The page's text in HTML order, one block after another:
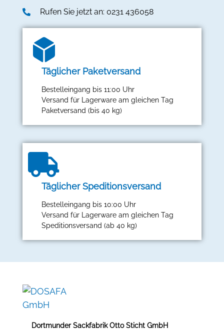
Rufen Sie jetzt an: 0231 436058
Täglicher Paketversand
Bestelleingang bis 11:00 Uhr
Versand für Lagerware am gleichen Tag
Paketversand (bis 40 kg)
Täglicher Speditionsversand
Bestelleingang bis 10:00 Uhr
Versand für Lagerware am gleichen Tag
Speditionsversand (ab 40 kg)
Dortmunder Sackfabrik Otto Sticht GmbH